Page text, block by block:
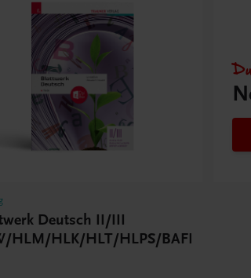
Deutsch II/III
HLM/HLK/HLT/HLPS/BAFEP/BASOP